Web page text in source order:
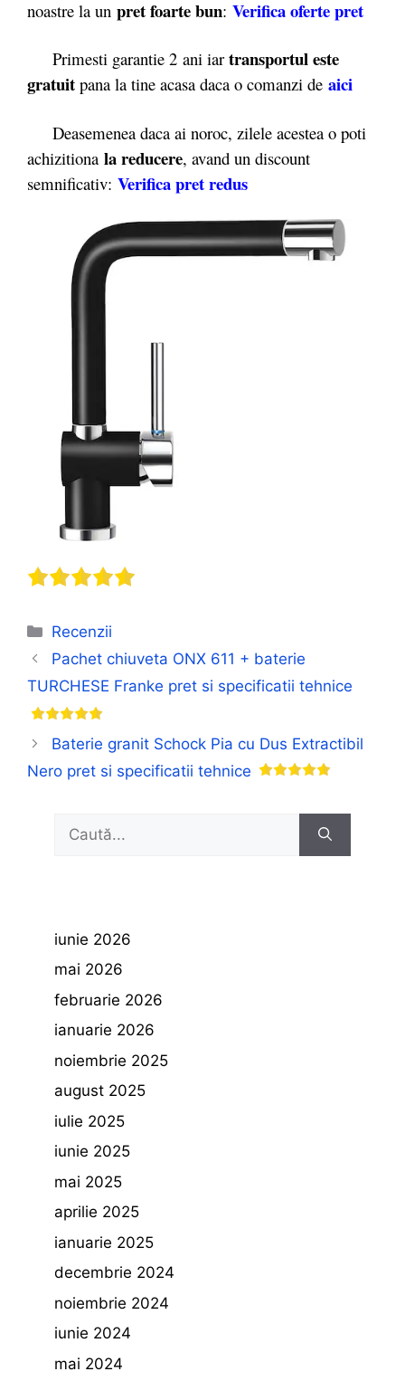
noastre la un pret foarte bun: Verifica oferte pret
Primesti garantie 2 ani iar transportul este
gratuit pana la tine acasa daca o comanzi de aici
Deasemenea daca ai noroc, zilele acestea o poti
achizitiona la reducere, avand un discount
semnificativ: Verifica pret redus
Categorii
Recenzii
Pachet chiuveta ONX 611 + baterie
TURCHESE Franke pret si specificatii tehnice
Baterie granit Schock Pia cu Dus Extractibil
Nero pret si specificatii tehnice
după:
iunie 2026
mai 2026
februarie 2026
ianuarie 2026
noiembrie 2025
august 2025
iulie 2025
iunie 2025
mai 2025
aprilie 2025
ianuarie 2025
decembrie 2024
noiembrie 2024
iunie 2024
mai 2024